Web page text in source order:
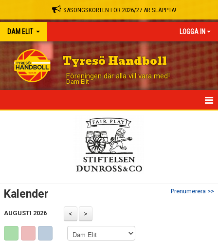
SÄSONGSKORTEN FÖR 2026/27 ÄR SLÄPPTA!
DAM ELIT LOGGA IN
Tyresö Handboll
Föreningen där alla vill vara med!
Dam Elit
KALENDER
Prenumerera >>
Kalender
AUGUSTI 2026